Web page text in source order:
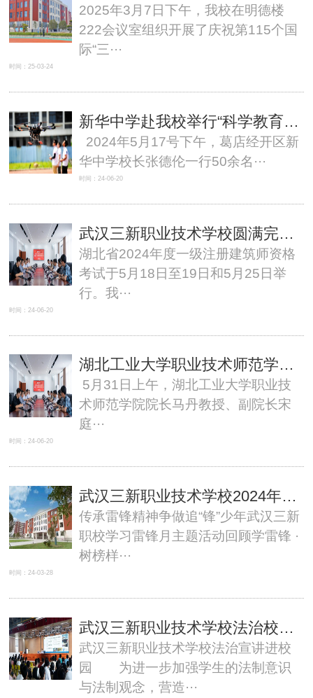
2025年3月7日下午，我校在明德楼
222会议室组织开展了庆祝第115个国
际“三···
时间：25-03-24
新华中学赴我校举行“科学教育实验基地”授牌暨科学赋能实践主题活动
2024年5月17号下午，葛店经开区新
华中学校长张德伦一行50余名···
时间：24-06-20
武汉三新职业技术学校圆满完成湖北省人事考试院2024年度一级注册建筑师资格考试组考工作
湖北省2024年度一级注册建筑师资格
考试于5月18日至19日和5月25日举
行。我···
时间：24-06-20
湖北工业大学职业技术师范学院马丹院长一行莅临我校调研指导工作
5月31日上午，湖北工业大学职业技
术师范学院院长马丹教授、副院长宋
庭···
时间：24-06-20
武汉三新职业技术学校2024年学雷锋月主题教育活动
传承雷锋精神争做追“锋”少年武汉三新
职校学习雷锋月主题活动回顾学雷锋 ·
树榜样···
时间：24-03-28
武汉三新职业技术学校法治校园|平安第一课
武汉三新职业技术学校法治宣讲进校
园 为进一步加强学生的法制意识
与法制观念，营造···